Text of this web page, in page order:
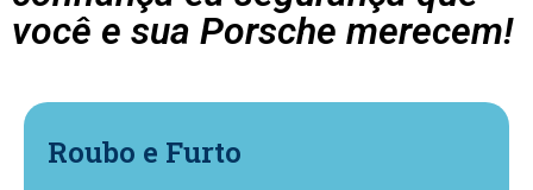
você e sua Porsche merecem!
Roubo e Furto